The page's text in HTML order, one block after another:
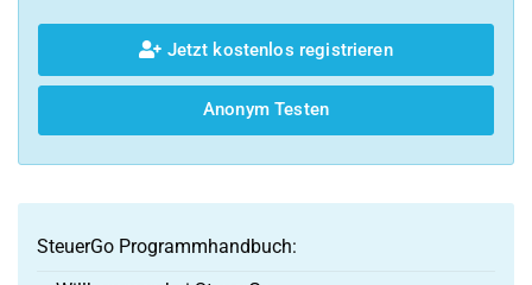
Jetzt kostenlos registrieren
Anonym Testen
SteuerGo Programmhandbuch: